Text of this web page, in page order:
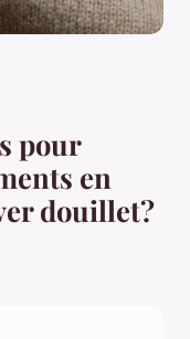
pour
en
douillet?